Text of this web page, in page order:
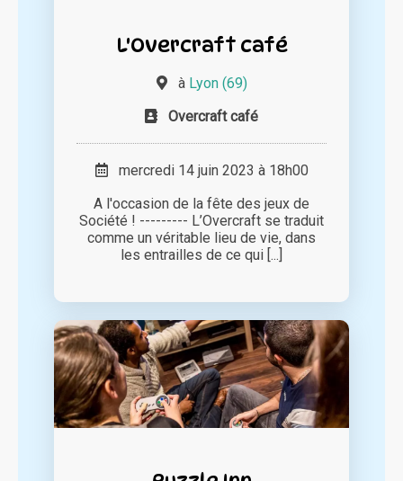
L'Overcraft café
à Lyon (69)
Overcraft café
mercredi 14 juin 2023 à 18h00
A l'occasion de la fête des jeux de
Société ! --------- L’Overcraft se traduit
comme un véritable lieu de vie, dans
les entrailles de ce qui [...]